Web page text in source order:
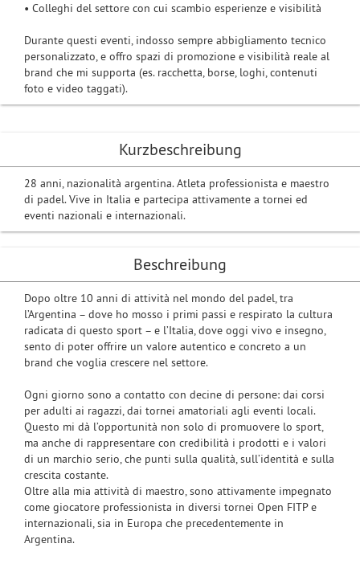
Kurzbeschreibung
28 anni, nazionalità argentina. Atleta professionista e maestro
di padel. Vive in Italia e partecipa attivamente a tornei ed
eventi nazionali e internazionali.
Beschreibung
Dopo oltre 10 anni di attività nel mondo del padel, tra
l’Argentina – dove ho mosso i primi passi e respirato la cultura
radicata di questo sport – e l’Italia, dove oggi vivo e insegno,
sento di poter offrire un valore autentico e concreto a un
brand che voglia crescere nel settore.
Ogni giorno sono a contatto con decine di persone: dai corsi
per adulti ai ragazzi, dai tornei amatoriali agli eventi locali.
Questo mi dà l’opportunità non solo di promuovere lo sport,
ma anche di rappresentare con credibilità i prodotti e i valori
di un marchio serio, che punti sulla qualità, sull’identità e sulla
crescita costante.
Oltre alla mia attività di maestro, sono attivamente impegnato
come giocatore professionista in diversi tornei Open FITP e
internazionali, sia in Europa che precedentemente in
Argentina.
• Colleghi del settore con cui scambio esperienze e visibilità
Durante questi eventi, indosso sempre abbigliamento tecnico
personalizzato, e offro spazi di promozione e visibilità reale al
brand che mi supporta (es. racchetta, borse, loghi, contenuti
foto e video taggati).